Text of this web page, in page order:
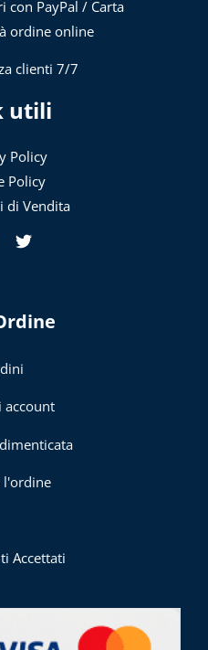
con PayPal / Carta
ordine online
clienti 7/7
utili
Policy
Policy
di Vendita
account
l'ordine
Accettati